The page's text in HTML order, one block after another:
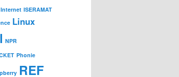
Internet ISERAMAT
Linux
NPR
Phonie
REF